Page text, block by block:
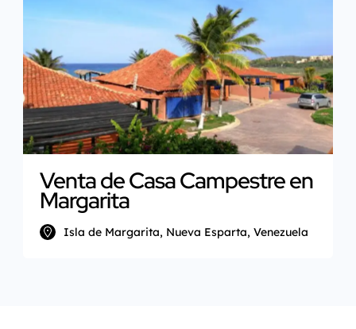
Venta de Casa Campestre en
Margarita
Isla de Margarita, Nueva Esparta, Venezuela